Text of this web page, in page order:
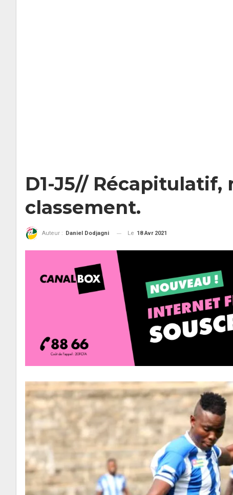
D1-J5//
classement.
Auteur : Daniel Dodjagni Le 18 Avr 2021